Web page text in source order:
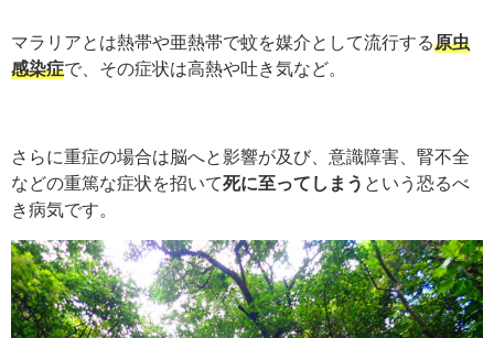
マラリアとは熱帯や亜熱帯で蚊を媒介として流行する原虫
感染症で、その症状は高熱や吐き気など。
さらに重症の場合は脳へと影響が及び、意識障害、腎不全
などの重篤な症状を招いて死に至ってしまう という恐るべ
き病気です。